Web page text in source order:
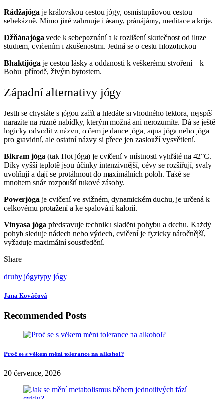
Rádžajóga je královskou cestou jógy, osmistupňovou cestou
sebekázně. Mimo jiné zahrnuje i ásany, pránájámy, meditace a krije.
Džňánajóga vede k sebepoznání a k rozlišení skutečnost od iluze
studiem, cvičením i zkušenostmi. Jedná se o cestu filozofickou.
Bhaktijóga je cestou lásky a oddanosti k veškerému stvoření – k
Bohu, přírodě, živým bytostem.
Západní alternativy jógy
Jestli se chystáte s jógou začít a hledáte si vhodného lektora, nejspíš
narazíte na různé nabídky, kterým možná ani nerozumíte. Dá se ještě
logicky odvodit z názvu, o čem je dance jóga, aqua jóga nebo jóga
pro gravidní, ale ostatní názvy si přece jen zaslouží vysvětlení.
Bikram jóga (tak Hot jóga) je cvičení v místnosti vyhřáté na 42°C.
Díky vyšší teplotě jsou účinky intenzivnější, cévy se rozšiřují, svaly
uvolňují a dají se protáhnout do maximálních poloh. Také se
mnohem snáz rozpouští tukové zásoby.
Powerjóga je cvičení ve svižném, dynamickém duchu, je určená k
celkovému protažení a ke spalování kalorií.
Vinyasa jóga představuje techniku sladění pohybu a dechu. Každý
pohyb sleduje nádech nebo výdech, cvičení je fyzicky náročnější,
vyžaduje maximální soustředění.
Share
druhy jógytypy jógy
Jana Kováčová
Recommended Posts
Proč se s věkem mění tolerance na alkohol?
20 července, 2026